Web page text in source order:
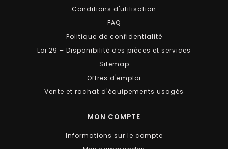
Conditions d'utilisation
FAQ
Politique de confidentialité
Loi 29 – Disponibilité des pièces et services
Sitemap
Offres d'emploi
Vente et rachat d'équipements usagés
MON COMPTE
Informations sur le compte